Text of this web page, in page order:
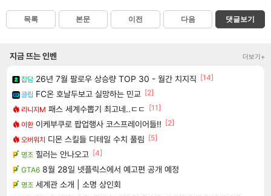
목록 본문 이전 다음 댓글보기
지금 뜨는 인벤 더보기+
잡담 26년 7월 팔로우 상승량 TOP 30 - 월간 치지직 [14]
클립 FC온 호날두보고 실망하는 민교 [2]
리니지M 패스 세계수뽑기 최고네..ㄷㄷ
[11]
이환 이케부쿠로 팝업행사 코스프레이어들!! [2]
오버워치 디몬 스킬들 디테일 수치 풀림 [5]
명조 힐러는 안나오고 [4]
GTA6 8월 28일 넷플릭스에서 예고편 공개 예정
명조 세계관 소개 | 소명 상인회